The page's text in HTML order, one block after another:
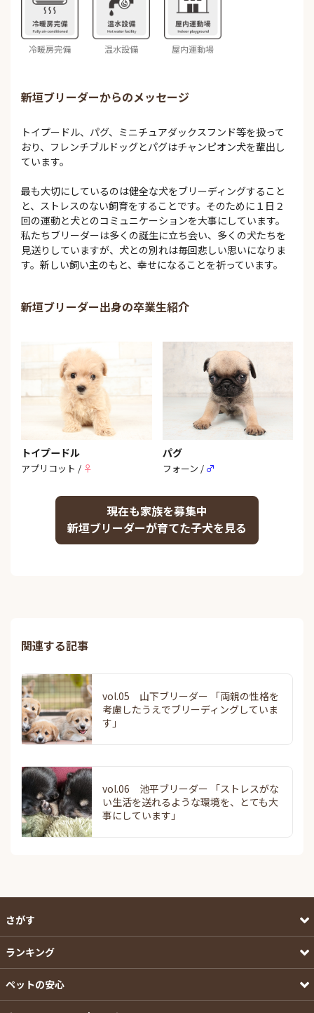
冷暖房完備 温水設備 屋内運動場
新垣ブリーダーからのメッセージ
トイプードル、パグ、ミニチュアダックスフンド等を扱って
おり、フレンチブルドッグとパグはチャンピオン犬を輩出し
ています。
最も大切にしているのは健全な犬をブリーディングすること
と、ストレスのない飼育をすることです。そのために１日２
回の運動と犬とのコミュニケーションを大事にしています。
私たちブリーダーは多くの誕生に立ち会い、多くの犬たちを
見送りしていますが、犬との別れは毎回悲しい思いになりま
す。新しい飼い主のもと、幸せになることを祈っています。
新垣ブリーダー出身の卒業生紹介
トイプードル
アプリコット / ♀
パグ
フォーン / ♂
現在も家族を募集中
新垣ブリーダーが育てた子犬を見る
関連する記事
vol.05 山下ブリーダー 「両親の性格を
考慮したうえでブリーディングしていま
す」
vol.06 池平ブリーダー 「ストレスがな
い生活を送れるような環境を、とても大
事にしています」
さがす
ランキング
ペットの安心